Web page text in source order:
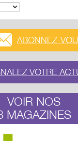
ABONNEZ-
VOTRE
VOIR NOS
MAGAZINES